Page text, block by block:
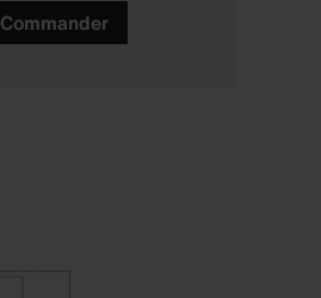
Commander